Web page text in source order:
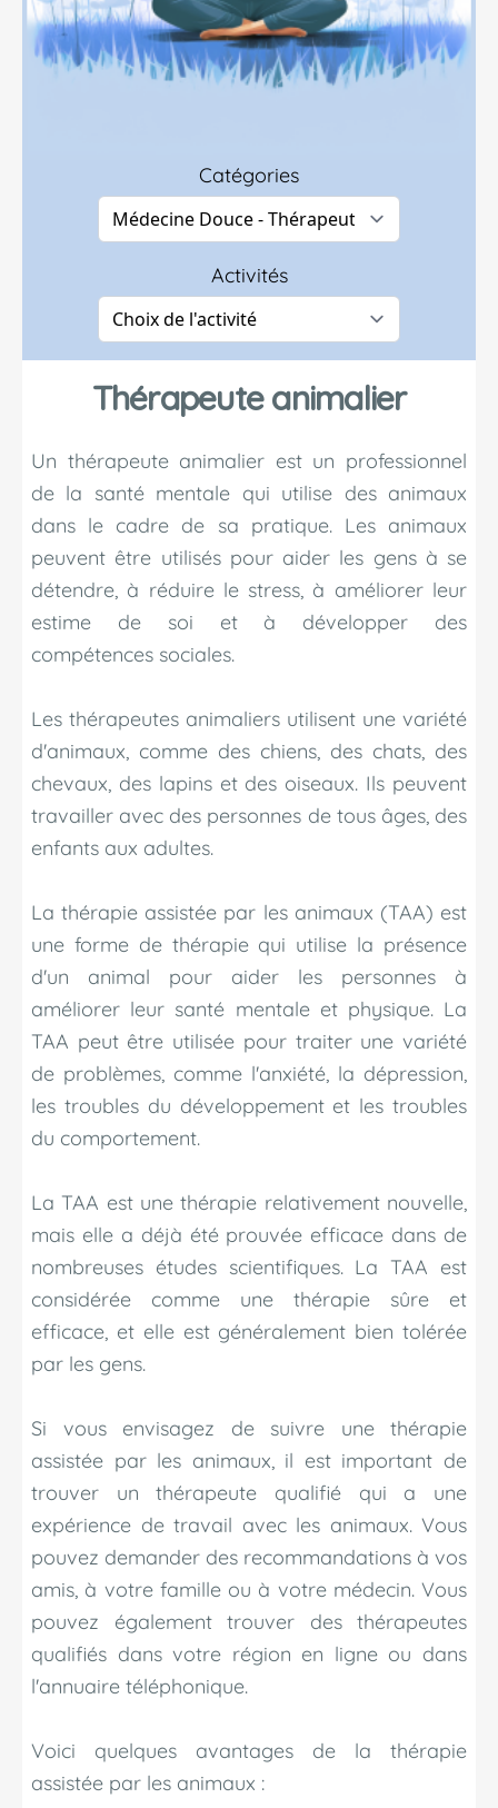
Catégories
Activités
Thérapeute animalier
Un thérapeute animalier est un professionnel
de la santé mentale qui utilise des animaux
dans le cadre de sa pratique. Les animaux
peuvent être utilisés pour aider les gens à se
détendre, à réduire le stress, à améliorer leur
estime de soi et à développer des
compétences sociales.
Les thérapeutes animaliers utilisent une variété
d'animaux, comme des chiens, des chats, des
chevaux, des lapins et des oiseaux. Ils peuvent
travailler avec des personnes de tous âges, des
enfants aux adultes.
La thérapie assistée par les animaux (TAA) est
une forme de thérapie qui utilise la présence
d'un animal pour aider les personnes à
améliorer leur santé mentale et physique. La
TAA peut être utilisée pour traiter une variété
de problèmes, comme l'anxiété, la dépression,
les troubles du développement et les troubles
du comportement.
La TAA est une thérapie relativement nouvelle,
mais elle a déjà été prouvée efficace dans de
nombreuses études scientifiques. La TAA est
considérée comme une thérapie sûre et
efficace, et elle est généralement bien tolérée
par les gens.
Si vous envisagez de suivre une thérapie
assistée par les animaux, il est important de
trouver un thérapeute qualifié qui a une
expérience de travail avec les animaux. Vous
pouvez demander des recommandations à vos
amis, à votre famille ou à votre médecin. Vous
pouvez également trouver des thérapeutes
qualifiés dans votre région en ligne ou dans
l'annuaire téléphonique.
Voici quelques avantages de la thérapie
assistée par les animaux :